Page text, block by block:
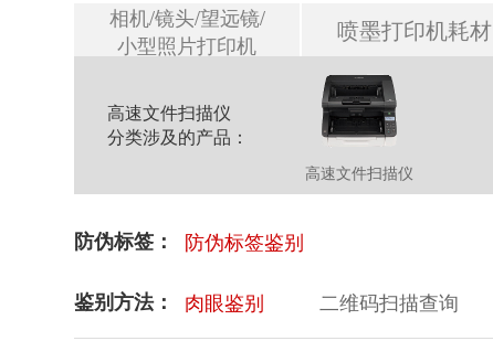
相机/镜头/望远镜/
小型照片打印机
喷墨打印机耗材
高速文件扫描仪
分类涉及的产品：
高速文件扫描仪
防伪标签： 防伪标签鉴别
鉴别方法： 肉眼鉴别 二维码扫描查询